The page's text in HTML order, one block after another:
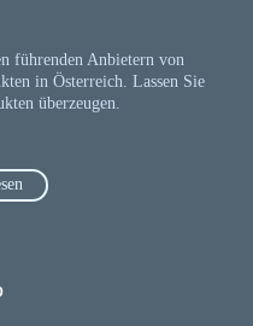
führenden Anbietern von
in Österreich. Lassen Sie
überzeugen.